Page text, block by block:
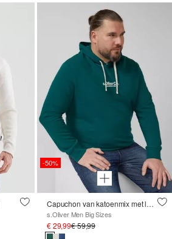
-50%
Capuchon van katoenmix met logoprint
s.Oliver Men Big Sizes
€ 29,99€ 59,99